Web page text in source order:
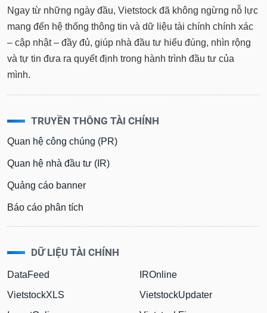
Ngay từ những ngày đầu, Vietstock đã không ngừng nỗ lực
mang đến hệ thống thông tin và dữ liệu tài chính chính xác
– cập nhật – đầy đủ, giúp nhà đầu tư hiểu đúng, nhìn rộng
và tự tin đưa ra quyết định trong hành trình đầu tư của
mình.
TRUYỀN THÔNG TÀI CHÍNH
Quan hệ công chúng (PR)
Quan hệ nhà đầu tư (IR)
Quảng cáo banner
Báo cáo phân tích
DỮ LIỆU TÀI CHÍNH
DataFeed
VietstockXLS
IROnline
VietstockUpdater